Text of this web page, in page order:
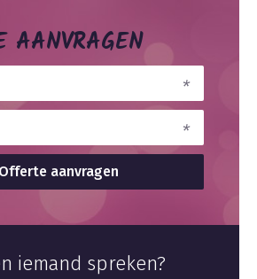
AANVRAGEN
iemand spreken?